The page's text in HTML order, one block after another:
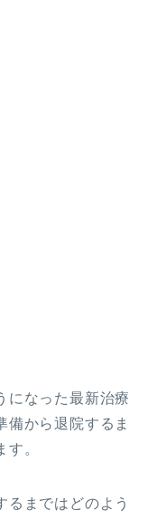
になった最新治療
備から退院するま
。
るまではどのよう